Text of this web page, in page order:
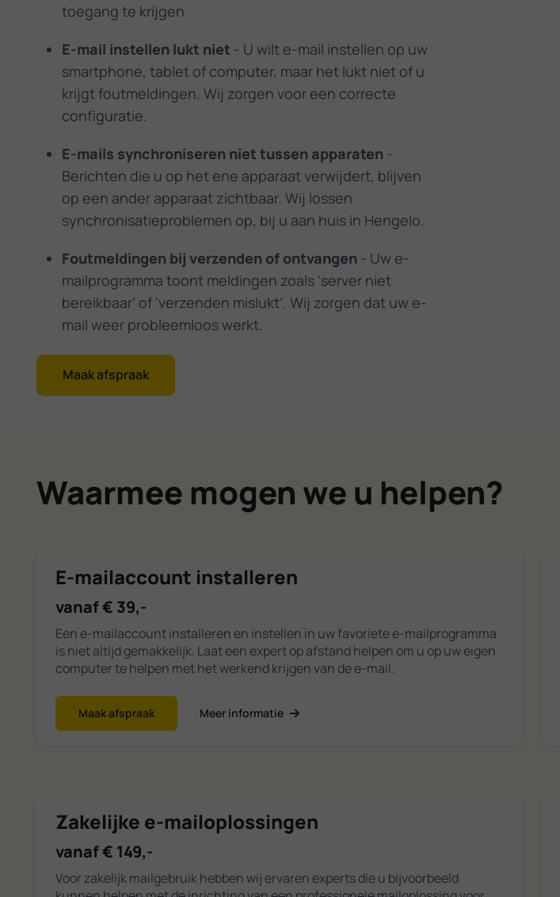
toegang te krijgen.
E-mail instellen lukt niet - U wilt e-mail instellen op uw
smartphone, tablet of computer, maar het lukt niet of u
krijgt foutmeldingen. Wij zorgen voor een correcte
configuratie.
E-mails synchroniseren niet tussen apparaten -
Berichten die u op het ene apparaat verwijdert, blijven
op een ander apparaat zichtbaar. Wij lossen
synchronisatieproblemen op, bij u aan huis in Hengelo.
Foutmeldingen bij verzenden of ontvangen - Uw e-
mailprogramma toont meldingen zoals ‘server niet
bereikbaar’ of ‘verzenden mislukt’. Wij zorgen dat uw e-
mail weer probleemloos werkt.
Maak afspraak
Waarmee mogen we u helpen?
E-mailaccount installeren
vanaf € 39,-
Een e-mailaccount installeren en instellen in uw favoriete e-mailprogramma
is niet altijd gemakkelijk. Laat een expert op afstand helpen om u op uw eigen
computer te helpen met het werkend krijgen van de e-mail.
Maak afspraak Meer informatie
Zakelijke e-mailoplossingen
vanaf € 149,-
Voor zakelijk mailgebruik hebben wij ervaren experts die u bijvoorbeeld